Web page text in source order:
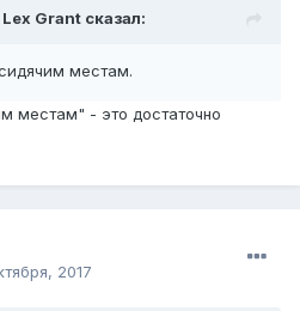
Grant сказал:
местам.
местам" - это достаточно
2017